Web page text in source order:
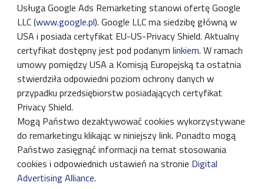
Usługa Google Ads Remarketing stanowi ofertę Google
LLC (www.google.pl). Google LLC ma siedzibę główną w
USA i posiada certyfikat EU-US-Privacy Shield. Aktualny
certyfikat dostępny jest pod podanym linkiem. W ramach
umowy pomiędzy USA a Komisją Europejską ta ostatnia
stwierdziła odpowiedni poziom ochrony danych w
przypadku przedsiębiorstw posiadających certyfikat
Privacy Shield.
Mogą Państwo dezaktywować cookies wykorzystywane
do remarketingu klikając w niniejszy link. Ponadto mogą
Państwo zasięgnąć informacji na temat stosowania
cookies i odpowiednich ustawień na stronie Digital
Advertising Alliance.